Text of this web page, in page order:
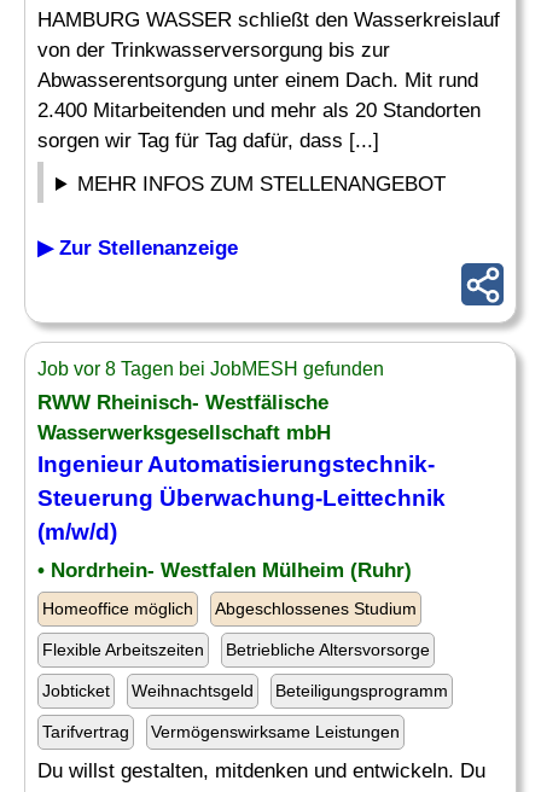
HAMBURG WASSER schließt den Wasserkreislauf
von der Trinkwasserversorgung bis zur
Abwasserentsorgung unter einem Dach. Mit rund
2.400 Mitarbeitenden und mehr als 20 Standorten
sorgen wir Tag für Tag dafür, dass [...]
MEHR INFOS ZUM STELLENANGEBOT
▶ Zur Stellenanzeige
Job vor 8 Tagen bei JobMESH gefunden
RWW Rheinisch- Westfälische
Wasserwerksgesellschaft mbH
Ingenieur Automatisierungstechnik-
Steuerung Überwachung-Leittechnik
(m/w/d)
• Nordrhein- Westfalen Mülheim (Ruhr)
Homeoffice möglich Abgeschlossenes Studium
Flexible Arbeitszeiten Betriebliche Altersvorsorge
Jobticket Weihnachtsgeld Beteiligungsprogramm
Tarifvertrag Vermögenswirksame Leistungen
Du willst gestalten, mitdenken und entwickeln. Du